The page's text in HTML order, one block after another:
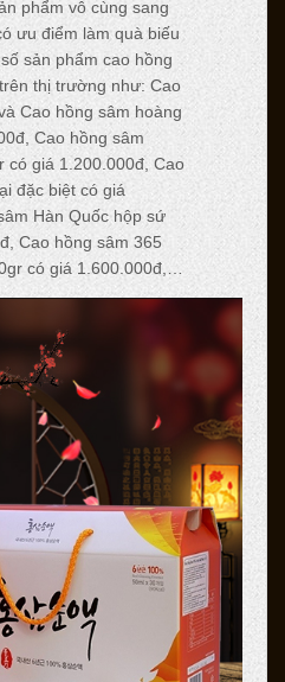
phẩm vô cùng sang
ưu điểm làm quà biếu
sản phẩm cao hồng
thị trường như: Cao
Cao hồng sâm hoàng
Cao hồng sâm
có giá 1.200.000đ, Cao
đặc biệt có giá
Hàn Quốc hộp sứ
Cao hồng sâm 365
có giá 1.600.000đ,…